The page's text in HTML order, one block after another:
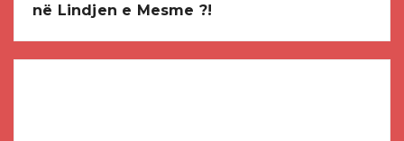
në Lindjen e Mesme ?!